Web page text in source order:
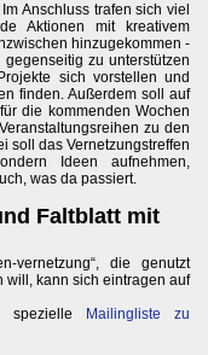
Anschluss trafen sich viel
Aktionen mit kreativem
hinzugekommen -
zu unterstützen
sich vorstellen und
finden. Außerdem soll auf
die kommenden Wochen
zu den
soll das Vernetzungstreffen
Ideen aufnehmen,
was da passiert.
Faltblatt mit
vernetzung“, die genutzt
will, kann sich eintragen auf
spezielle
Mailingliste zu